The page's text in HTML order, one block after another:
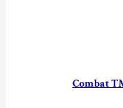
Combat